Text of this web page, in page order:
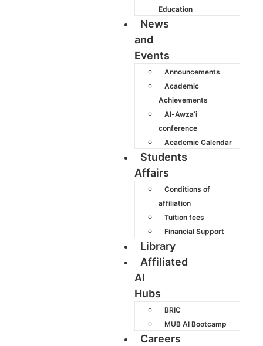
Education
News
and
Events
Announcements
Academic
Achievements
Al-Awza’i
conference
Academic Calendar
Students
Affairs
Conditions of
affiliation
Tuition fees
Financial Support
Library
Affiliated
AI
Hubs
BRIC
MUB AI Bootcamp
Careers